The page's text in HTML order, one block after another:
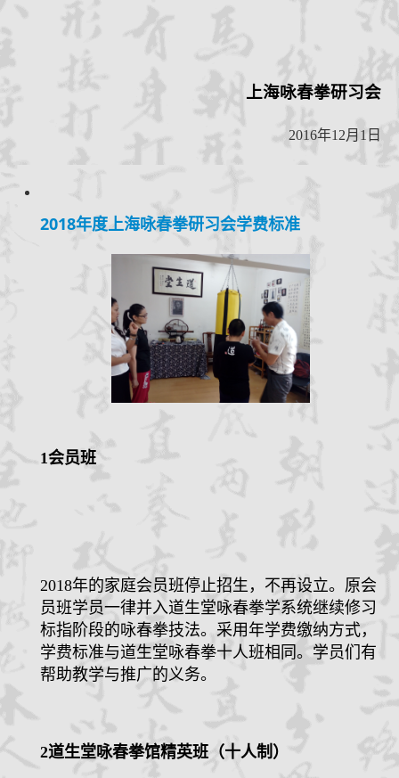
上海咏春拳研习会
2016年12月 1 日
2018年度上海咏春拳研习会学费标准
1会员班
2018年的家庭会员班停止招生，不再设立。原会
员班学员一律并入道生堂咏春拳学系统继续修习
标指阶段的咏春拳技法。采用年学费缴纳方式，
学费标准与道生堂咏春拳十人班相同。学员们有
帮助教学与推广的义务。
2道生堂咏春拳馆精英班（十人制）